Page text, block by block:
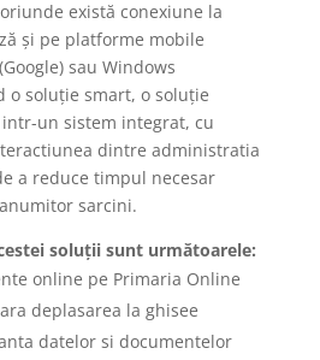
există conexiune la
și pe platforme mobile
sau Windows
o soluție smart, o soluție
un sistem integrat, cu
dintre administratia
a reduce timpul necesar
sarcini.
soluții sunt următoarele:
online pe Primaria Online
deplasarea la ghisee
datelor si documentelor